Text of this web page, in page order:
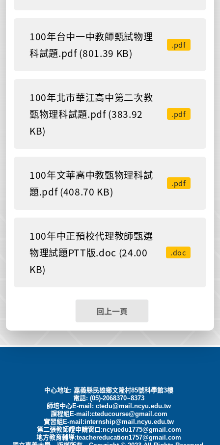
100年台中一中教師甄試物理
科試題.pdf (801.39 KB)
.pdf
100年北市華江高中第二次教
甄物理科試題.pdf (383.92
KB)
.pdf
100年文華高中教甄物理科試
題.pdf (408.70 KB)
.pdf
100年中正預校代理教師甄選
物理試題PTT版.doc (24.00
KB)
.doc
回上一頁
中心地址: 嘉義縣民雄鄉文隆村85號科學館3樓
電話: (05)-2068370~8373
師培中心E-mail:ctedu@mail.ncyu.edu.tw
課程組E-mail:cteducourse@gmail.com
實習組E-mail:internship@mail.ncyu.edu.tw
第二張教師證申請窗口:ncyuedu1775@gmail.com
地方教育輔導:teachereducation1757@gmail.com